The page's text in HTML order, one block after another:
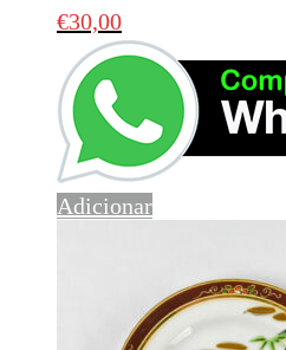
€30,00
Adicionar